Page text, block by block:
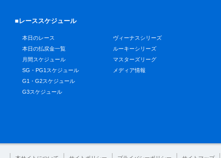
■レーススケジュール
本日のレース
本日の払戻金一覧
月間スケジュール
SG・PG1スケジュール
G1・G2スケジュール
G3スケジュール
ヴィーナスシリーズ
ルーキーシリーズ
マスターズリーグ
メディア情報